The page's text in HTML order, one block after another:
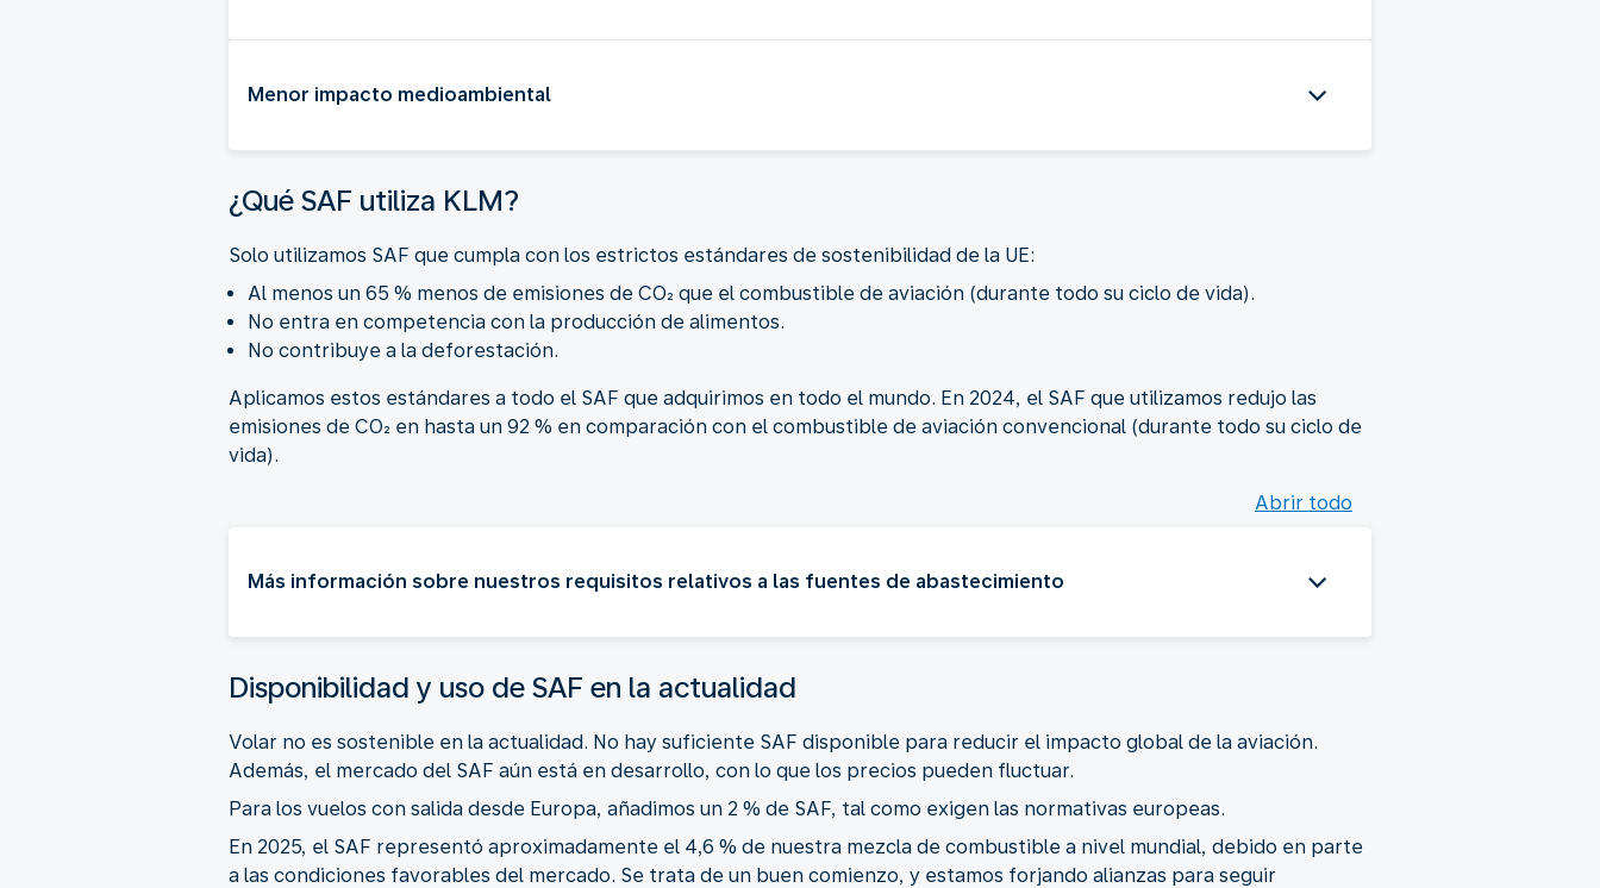
Menor impacto medioambiental
¿Qué SAF utiliza KLM?
Solo utilizamos SAF que cumpla con los estrictos estándares de sostenibilidad de la UE:
Al menos un 65 % menos de emisiones de CO₂ que el combustible de aviación (durante todo su ciclo de vida).
No entra en competencia con la producción de alimentos.
No contribuye a la deforestación.
Aplicamos estos estándares a todo el SAF que adquirimos en todo el mundo. En 2024, el SAF que utilizamos redujo las
emisiones de CO₂ en hasta un 92 % en comparación con el combustible de aviación convencional (durante todo su ciclo de
vida).
Abrir todo
Más información sobre nuestros requisitos relativos a las fuentes de abastecimiento
Disponibilidad y uso de SAF en la actualidad
Volar no es sostenible en la actualidad. No hay suficiente SAF disponible para reducir el impacto global de la aviación.
Además, el mercado del SAF aún está en desarrollo, con lo que los precios pueden fluctuar.
Para los vuelos con salida desde Europa, añadimos un 2 % de SAF, tal como exigen las normativas europeas.
En 2025, el SAF representó aproximadamente el 4,6 % de nuestra mezcla de combustible a nivel mundial, debido en parte
a las condiciones favorables del mercado. Se trata de un buen comienzo, y estamos forjando alianzas para seguir